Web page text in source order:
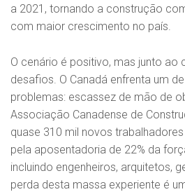
a 2021, tornando a construção
com maior crescimento no país.
O cenário é positivo, mas junto ao
desafios. O Canadá enfrenta um
problemas: escassez de mão de
Associação Canadense de
quase 310 mil novos
pela aposentadoria de 22% da
incluindo engenheiros, arquitetos,
perda desta massa experiente é